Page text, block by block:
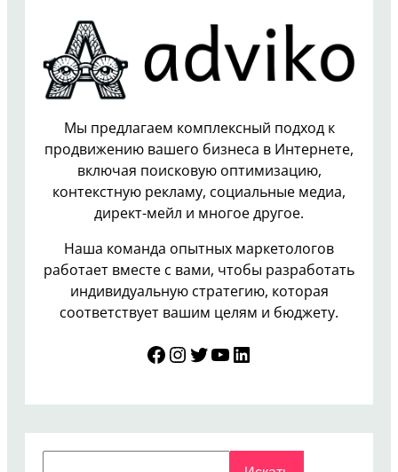
Мы предлагаем комплексный подход к
продвижению вашего бизнеса в Интернете,
включая поисковую оптимизацию,
контекстную рекламу, социальные медиа,
директ-мейл и многое другое.
Наша команда опытных маркетологов
работает вместе с вами, чтобы разработать
индивидуальную стратегию, которая
соответствует вашим целям и бюджету.
Facebook
Instagram
Twitter
YouTube
LinkedIn